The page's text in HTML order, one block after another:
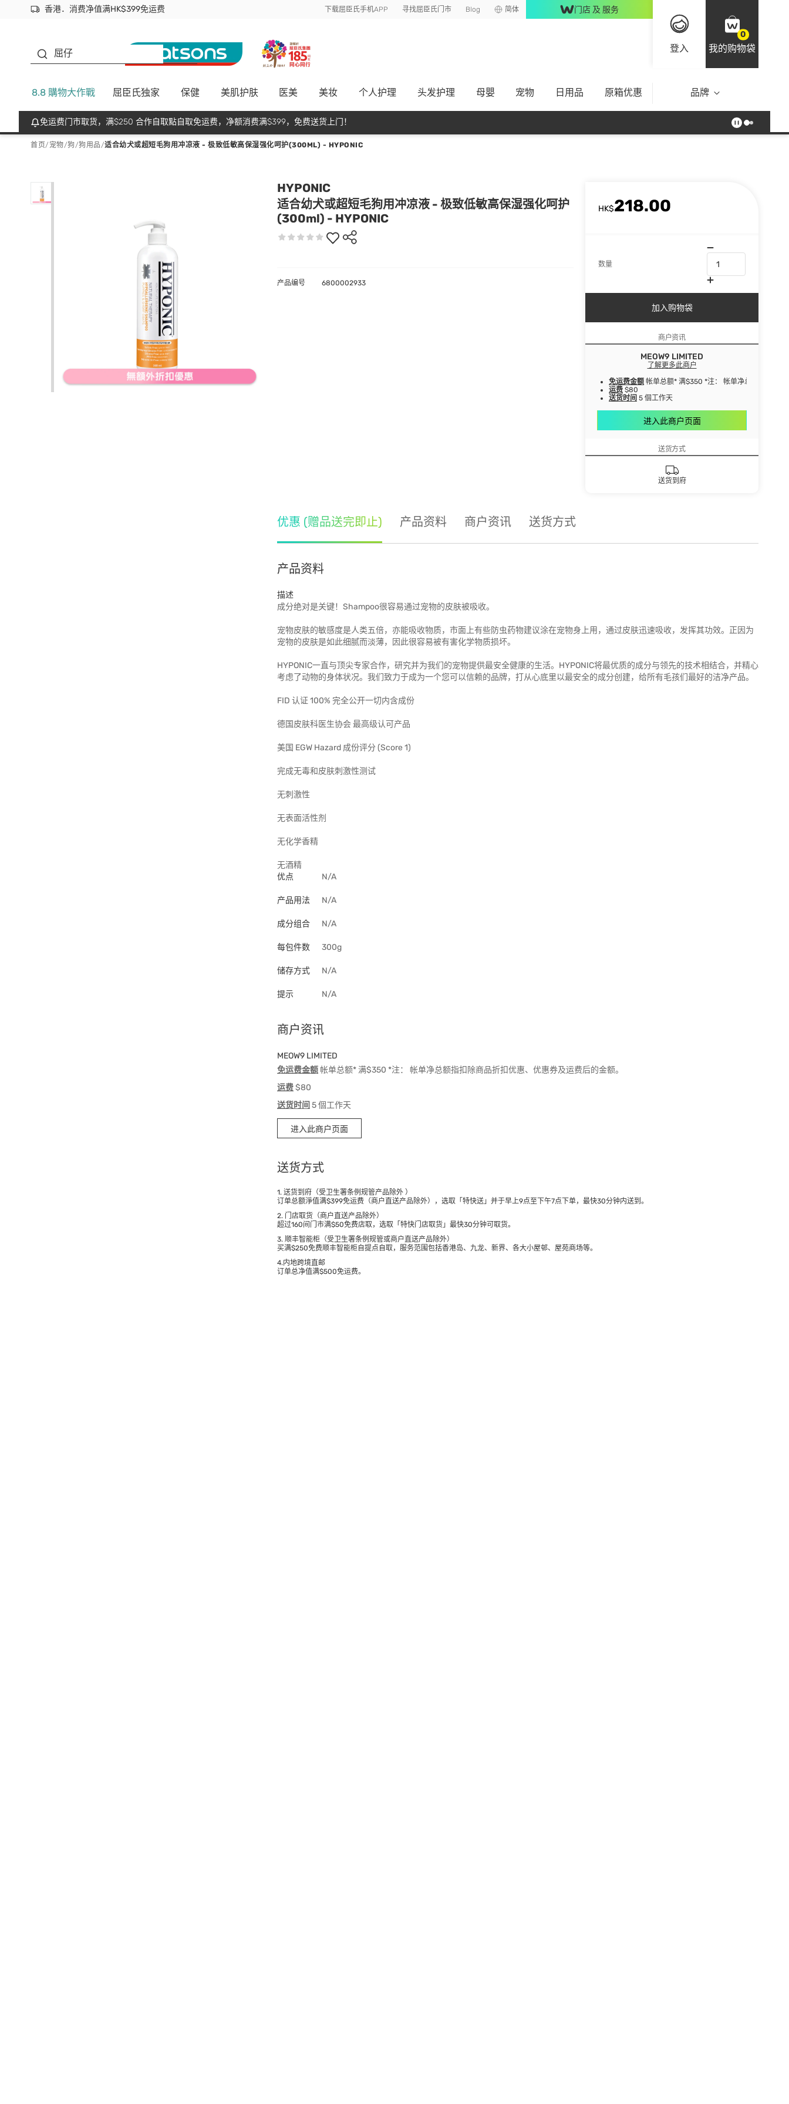
香港．消费净值满HK$399免运费
立即成为易赏钱会员尽享独家优惠
首次APP下单买满$450 输入 NEWAPP 即减$50 下载屈臣氏手机APP 寻找屈臣氏门市 Blog 简体 门店 及 服务
登入
0
我的购物袋
屈仔
8.8 購物大作戰 屈臣氏独家 保健 美肌护肤 医美 美妆 个人护理 头发护理 母嬰 宠物 日用品 原箱优惠 品牌
免运费门市取货，满$250 合作自取點自取免运费，净额消费满$399，免费送货上门！
首页/ 宠物/狗/狗用品/适合幼犬或超短毛狗用冲凉液 - 极致低敏高保湿强化呵护(300ML) - HYPONIC
HYPONIC
适合幼犬或超短毛狗用冲凉液 - 极致低敏高保湿强化呵护
(300ml) - HYPONIC
HK$218.00
数量
加入购物袋
商户资讯
MEOW9 LIMITED
了解更多此商户
免运费金额 帐单总额* 满$350 *注： 帐单净总额指扣除
运费 $80
送货时间 5 個工作天
进入此商户页面
送货方式
送货到府
产品编号 6800002933
优惠 (赠品送完即止) 产品资料 商户资讯 送货方式
产品资料
描述
成分绝对是关键！Shampoo很容易通过宠物的皮肤被吸收。
宠物皮肤的敏感度是人类五倍，亦能吸收物质，市面上有些防虫药物建议涂在宠物身上用，通过皮肤迅速吸收，发挥其功效。正因为
宠物的皮肤是如此细腻而淡薄，因此很容易被有害化学物质损坏。
HYPONIC一直与顶尖专家合作，研究并为我们的宠物提供最安全健康的生活。HYPONIC将最优质的成分与领先的技术相结合，并精心
考虑了动物的身体状况。我们致力于成为一个您可以信赖的品牌，打从心底里以最安全的成分创建，给所有毛孩们最好的洁净产品。
FID 认证 100% 完全公开一切内含成份
德国皮肤科医生协会 最高级认可产品
美国 EGW Hazard 成份评分 (Score 1)
完成无毒和皮肤刺激性测试
无刺激性
无表面活性剂
无化学香精
无酒精
优点
N/A
产品用法 N/A
成分组合 N/A
每包件数 300g
储存方式 N/A
提示 N/A
商户资讯
MEOW9 LIMITED
免运费金额帐单总额* 满$350 *注： 帐单净总额指扣除商品折扣优惠、优惠券及运费后的金额。
运费$80
送货时间 5 個工作天
进入此商户页面
送货方式
1. 送货到府（受卫生署条例规管产品除外 ）
订单总额淨值满$399免运费（商户直送产品除外），选取「特快送」并于早上9点至下午7点下单，最快30分钟内送到​。
2. 门店取货（商户直送产品除外）
超过160间门市满$50免费店取，选取「特快门店取货」最快30分钟可取货。
3. 顺丰智能柜（受卫生署条例规管或商户直送产品除外）
买满$250免费顺丰智能柜自提点自取，服务范围包括香港岛、九龙、新界、各大小屋邨、屋苑商场等。
4.内地跨境直邮
订单总净值满$500免运费。